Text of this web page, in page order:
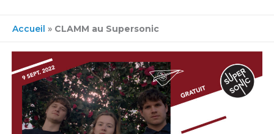
Accueil » CLAMM au Supersonic